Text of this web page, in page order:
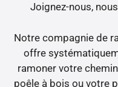
Joignez-nous,
Notre compagnie de
offre
ramoner votre
poêle à bois ou votre